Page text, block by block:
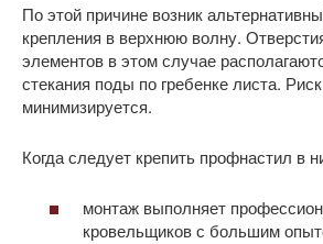
По этой причине возник
крепления в верхнюю волну.
элементов в этом случае
стекания поды по гребенке листа.
минимизируется.
Когда следует крепить профнастил в
монтаж выполняет
кровельщиков с большим